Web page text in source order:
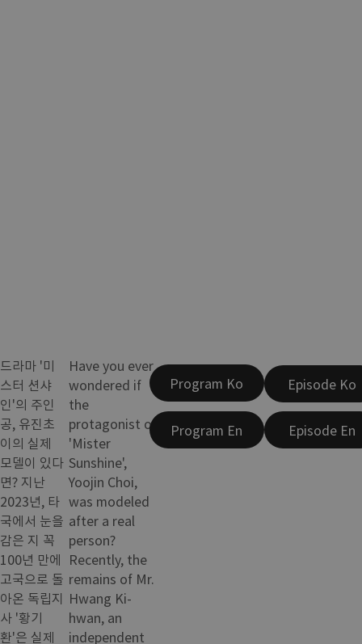
드라마 '미
스터 션샤
인'의 주인
공, 유진초
이의 실제
모델이 있다
면? 지난
2023년, 타
국에서 눈을
감은 지 꼭
100년 만에
고국으로 돌
아온 독립지
사 '황기
환'은 실제
Have you ever
wondered if
the
protagonist of
'Mister
Sunshine',
Yoojin Choi,
was modeled
after a real
person?
Recently, the
remains of Mr.
Hwang Ki-
hwan, an
independent
Program Ko
Program En
Episode Ko
Episode En